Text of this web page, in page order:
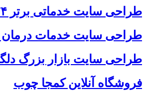
طراحی سایت خدماتی برتر ۷۲۴
طراحی سایت خدمات درمان
طراحی سایت بازار بزرگ
فروشگاه آنلاین کمجا چوب